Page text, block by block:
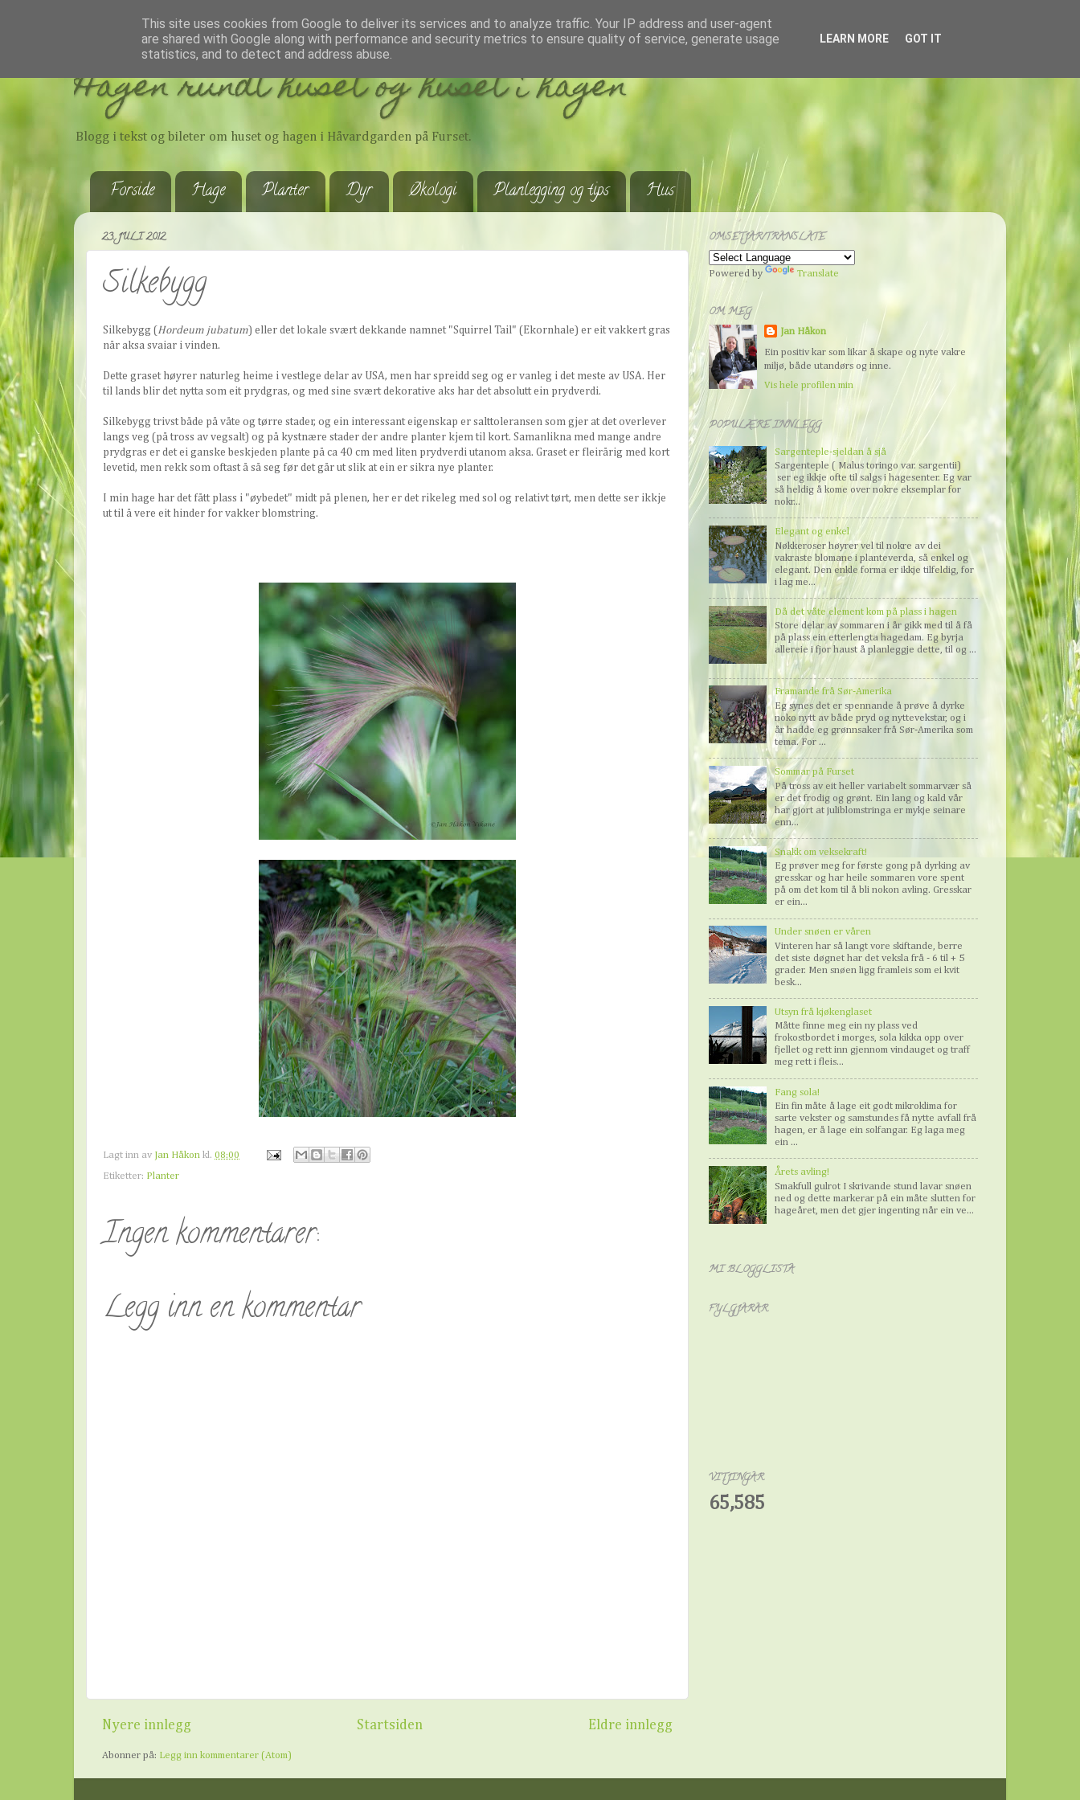
Hagen rundt huset og huset i hagen
Blogg i tekst og bileter om huset og hagen i Håvardgarden på Furset.
Forside Hage Planter Dyr Økologi Planlegging og tips Hus
23. JULI 2012
Silkebygg
Silkebygg (Hordeum jubatum) eller det lokale svært dekkande namnet "Squirrel Tail" (Ekornhale) er eit vakkert gras
når aksa svaiar i vinden.
Dette graset høyrer naturleg heime i vestlege delar av USA, men har spreidd seg og er vanleg i det meste av USA. Her
til lands blir det nytta som eit prydgras, og med sine svært dekorative aks har det absolutt ein prydverdi.
Silkebygg trivst både på våte og tørre stader, og ein interessant eigenskap er salttoleransen som gjer at det overlever
langs veg (på tross av vegsalt) og på kystnære stader der andre planter kjem til kort. Samanlikna med mange andre
prydgras er det ei ganske beskjeden plante på ca 40 cm med liten prydverdi utanom aksa. Graset er fleirårig med kort
levetid, men rekk som oftast å så seg før det går ut slik at ein er sikra nye planter.
I min hage har det fått plass i "øybedet" midt på plenen, her er det rikeleg med sol og relativt tørt, men dette ser ikkje
ut til å vere eit hinder for vakker blomstring.
Lagt inn av Jan Håkon kl. 08:00
Etiketter: Planter
Ingen kommentarer:
Legg inn en kommentar
Nyere innlegg Eldre innlegg
Startsiden
Abonner på: Legg inn kommentarer (Atom)
OMSETJAR/TRANSLATE
Powered by Translate
OM MEG
Jan Håkon
Ein positiv kar som likar å skape og nyte vakre
miljø, både utandørs og inne.
Vis hele profilen min
POPULÆRE INNLEGG
Sargenteple-sjeldan å sjå
Sargenteple ( Malus toringo var. sargentii)
ser eg ikkje ofte til salgs i hagesenter. Eg var
så heldig å kome over nokre eksemplar for
nokr...
Elegant og enkel
Nøkkeroser høyrer vel til nokre av dei
vakraste blomane i planteverda, så enkel og
elegant. Den enkle forma er ikkje tilfeldig, for
i lag me...
Då det våte element kom på plass i hagen
Store delar av sommaren i år gikk med til å få
på plass ein etterlengta hagedam. Eg byrja
allereie i fjor haust å planleggje dette, til og ...
Framande frå Sør-Amerika
Eg synes det er spennande å prøve å dyrke
noko nytt av både pryd og nyttevekstar, og i
år hadde eg grønnsaker frå Sør-Amerika som
tema. For ...
Sommar på Furset
På tross av eit heller variabelt sommarvær så
er det frodig og grønt. Ein lang og kald vår
har gjort at juliblomstringa er mykje seinare
enn...
Snakk om veksekraft!
Eg prøver meg for første gong på dyrking av
gresskar og har heile sommaren vore spent
på om det kom til å bli nokon avling. Gresskar
er ein...
Under snøen er våren
Vinteren har så langt vore skiftande, berre
det siste døgnet har det veksla frå - 6 til + 5
grader. Men snøen ligg framleis som ei kvit
besk...
Utsyn frå kjøkenglaset
Måtte finne meg ein ny plass ved
frokostbordet i morges, sola kikka opp over
fjellet og rett inn gjennom vindauget og traff
meg rett i fleis...
Fang sola!
Ein fin måte å lage eit godt mikroklima for
sarte vekster og samstundes få nytte avfall frå
hagen, er å lage ein solfangar. Eg laga meg
ein ...
Årets avling!
Smakfull gulrot I skrivande stund lavar snøen
ned og dette markerar på ein måte slutten for
hageåret, men det gjer ingenting når ein ve...
MI BLOGGLISTA
FYLGJARAR
VITJINGAR
65,585
This site uses cookies from Google to deliver its services and to analyze traffic. Your IP address and user-agent
are shared with Google along with performance and security metrics to ensure quality of service, generate usage
statistics, and to detect and address abuse.
LEARN MORE GOT IT